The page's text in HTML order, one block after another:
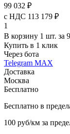
99 032 ₽
с НДС 113 179 ₽
1
В корзину 1 шт. за
Купить в 1 клик
Через бота
Telegram MAX
Доставка
Москва
Бесплатно
Бесплатно в
100 руб/км за